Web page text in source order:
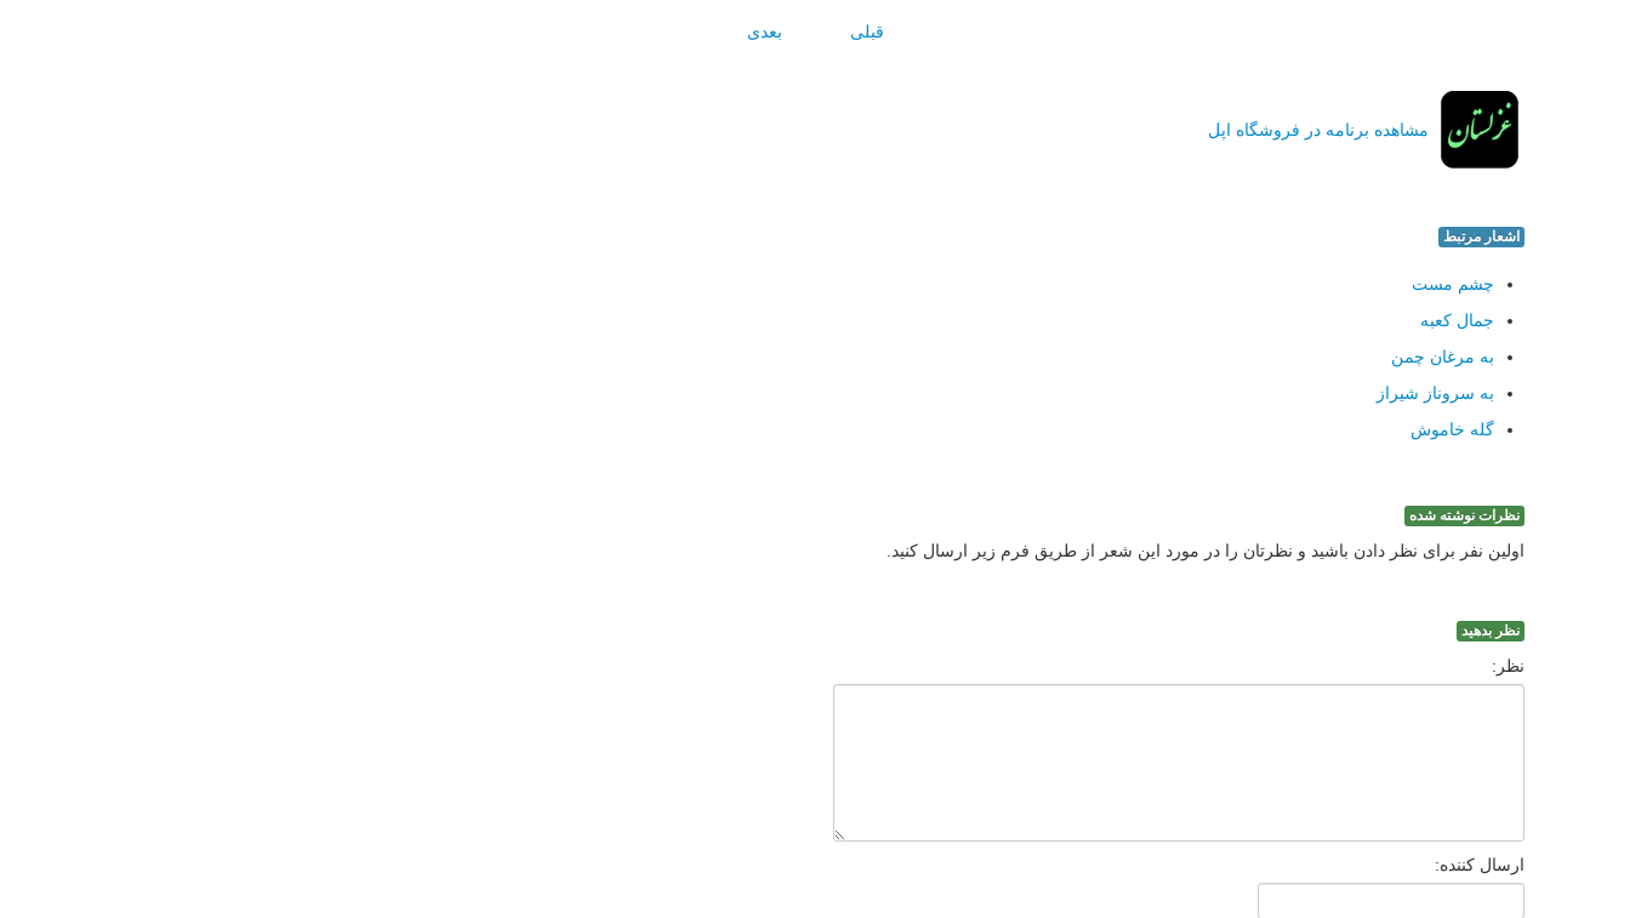
قبلی بعدی
مشاهده برنامه در فروشگاه اپل
اشعار مرتبط
چشم مست
جمال کعبه
به مرغان چمن
به سروناز شيراز
گله خاموش
نظرات نوشته شده
اولین نفر برای نظر دادن باشید و نظرتان را در مورد این شعر از طریق فرم زیر ارسال کنید.
نظر بدهید
نظر:
ارسال کننده: